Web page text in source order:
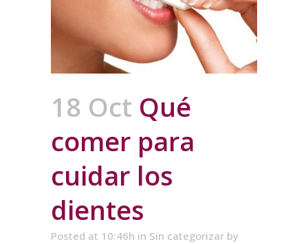
18 Oct Qué
comer para
cuidar los
dientes
Posted at 10:46h in Sin categorizar by